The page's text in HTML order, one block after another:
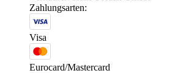
Zahlungsarten:
Visa
Eurocard/Mastercard